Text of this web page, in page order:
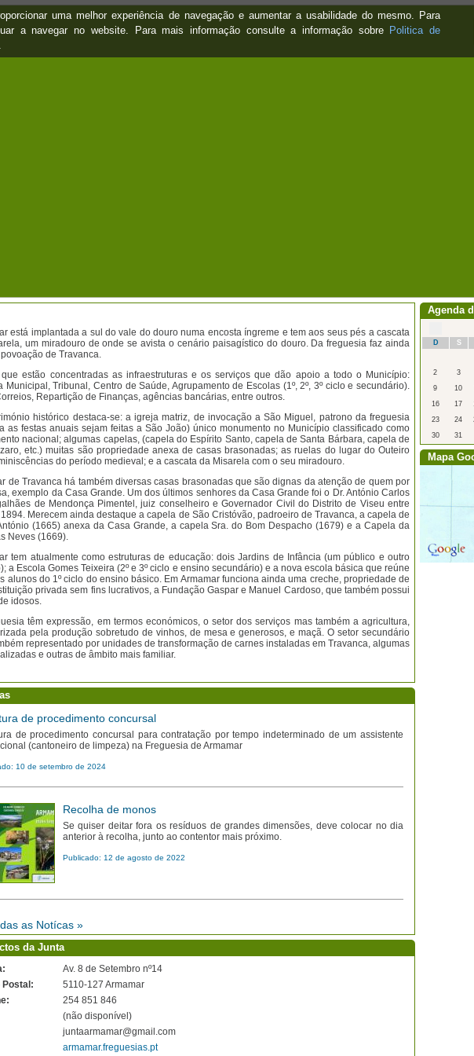
uma melhor experiência de navegação e aumentar a usabilidade do mesmo. Para
a navegar no website. Para mais informação consulte a informação sobre Politica de
está implantada a sul do vale do douro numa encosta íngreme e tem aos seus pés a cascata
um miradouro de onde se avista o cenário paisagístico do douro. Da freguesia faz ainda
de Travanca.
estão concentradas as infraestruturas e os serviços que dão apoio a todo o Município:
Municipal, Tribunal, Centro de Saúde, Agrupamento de Escolas (1º, 2º, 3º ciclo e secundário).
Repartição de Finanças, agências bancárias, entre outros.
histórico destaca-se: a igreja matriz, de invocação a São Miguel, patrono da freguesia
as festas anuais sejam feitas a São João) único monumento no Município classificado como
nacional; algumas capelas, (capela do Espírito Santo, capela de Santa Bárbara, capela de
etc.) muitas são propriedade anexa de casas brasonadas; as ruelas do lugar do Outeiro
do período medieval; e a cascata da Misarela com o seu miradouro.
de Travanca há também diversas casas brasonadas que são dignas da atenção de quem por
exemplo da Casa Grande. Um dos últimos senhores da Casa Grande foi o Dr. António Carlos
de Mendonça Pimentel, juiz conselheiro e Governador Civil do Distrito de Viseu entre
Merecem ainda destaque a capela de São Cristóvão, padroeiro de Travanca, a capela de
(1665) anexa da Casa Grande, a capela Sra. do Bom Despacho (1679) e a Capela da
Neves (1669).
tem atualmente como estruturas de educação: dois Jardins de Infância (um público e outro
a Escola Gomes Teixeira (2º e 3º ciclo e ensino secundário) e a nova escola básica que reúne
alunos do 1º ciclo do ensino básico. Em Armamar funciona ainda uma creche, propriedade de
privada sem fins lucrativos, a Fundação Gaspar e Manuel Cardoso, que também possui
idosos.
têm expressão, em termos económicos, o setor dos serviços mas também a agricultura,
pela produção sobretudo de vinhos, de mesa e generosos, e maçã. O setor secundário
representado por unidades de transformação de carnes instaladas em Travanca, algumas
e outras de âmbito mais familiar.
de procedimento concursal
de procedimento concursal para contratação por tempo indeterminado de um assistente
(cantoneiro de limpeza) na Freguesia de Armamar
10 de setembro de 2024
Recolha de monos
Se quiser deitar fora os resíduos de grandes dimensões, deve colocar no dia
anterior à recolha, junto ao contentor mais próximo.
Publicado: 12 de agosto de 2022
as Notícas »
da Junta
Av. 8 de Setembro nº14
Postal:
5110-127 Armamar
254 851 846
(não disponível)
juntaarmamar@gmail.com
armamar.freguesias.pt
Agenda
D
S
2
3
9
10
16
17
23
24
30
31
Mapa